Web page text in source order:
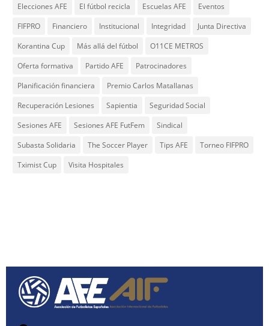
Elecciones AFE
El fútbol recicla Escuelas AFE
Eventos
FIFPRO
Financiero Institucional Integridad
Junta Directiva
Korantina Cup
Más allá del fútbol
O11CE METROS
Oferta formativa
Partido AFE
Patrocinadores
Planificación financiera
Premio Carlos Matallanas
Recuperación Lesiones
Sapientia
Seguridad Social
Sesiones AFE
Sesiones AFE FutFem
Sindical
Subasta Solidaria
The Soccer Player Tips AFE
Torneo FIFPRO
Tximist Cup
Visita Hospitales